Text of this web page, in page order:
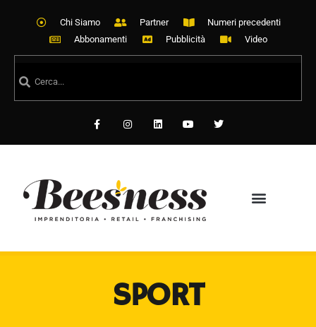
Chi Siamo Partner
Numeri precedenti
Abbonamenti
Pubblicità Video
SPORT